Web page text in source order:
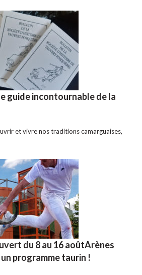
guide incontournable de la
et vivre nos traditions camarguaises,
du 8 au 16 aoûtArènes
programme taurin !